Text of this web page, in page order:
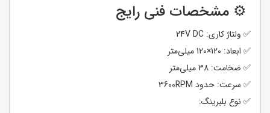
⚙ مشخصات فنی رایج
✅ ولتاژ کاری: 24V DC
✅ ابعاد: 120×120 میلی‌متر
✅ ضخامت: 38 میلی‌متر
✅ سرعت: حدود 3600RPM
✅ نوع بلبرینگ: